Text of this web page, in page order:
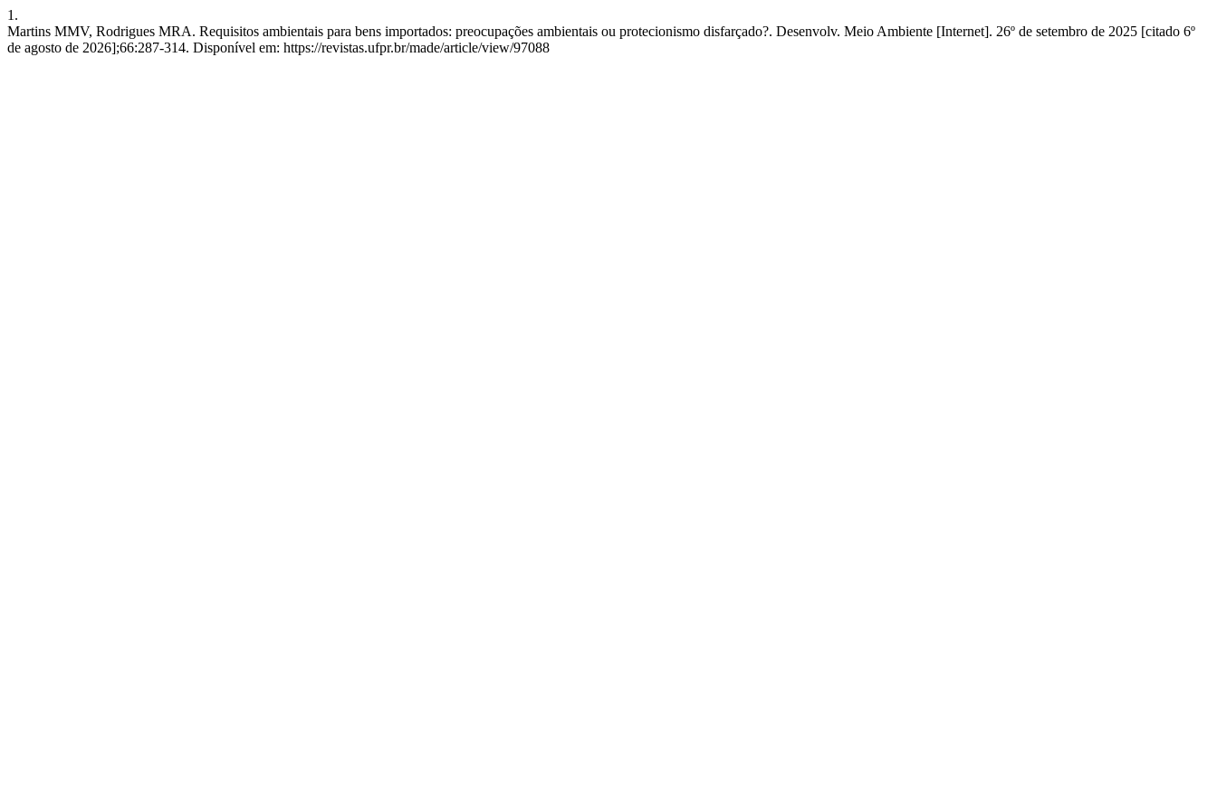
1.
Martins MMV, Rodrigues MRA. Requisitos ambientais para bens importados: preocupações ambientais ou protecionismo disfarçado?. Desenvolv. Meio Ambiente [Internet]. 26º de setembro de 2025 [citado 6º
de agosto de 2026];66:287-314. Disponível em: https://revistas.ufpr.br/made/article/view/97088